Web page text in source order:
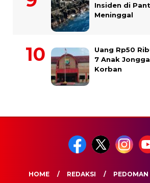
Insiden di
Meninggal
Uang Rp50
7 Anak
Korban
HOME REDAKSI PEDOMAN